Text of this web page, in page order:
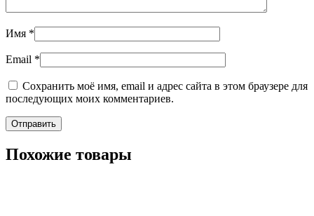
Имя *
Email *
Сохранить моё имя, email и адрес сайта в этом браузере для
последующих моих комментариев.
Похожие товары